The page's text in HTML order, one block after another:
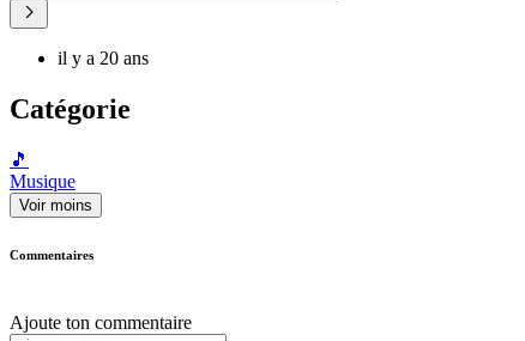
il y a 20 ans
Catégorie
🎵
Musique
Voir moins
Commentaires
Ajoute ton commentaire